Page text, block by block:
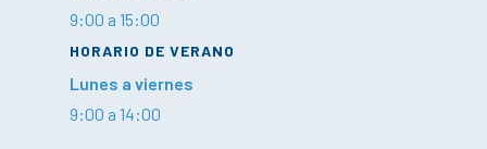
9:00 a 15:00
HORARIO DE VERANO
Lunes a viernes
9:00 a 14:00